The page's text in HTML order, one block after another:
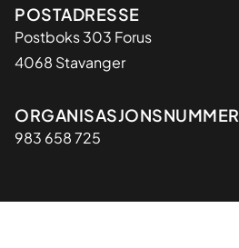
Adresse
POSTADRESSE
Postboks 303 Forus
4068 Stavanger
Organisasjon
ORGANISASJONSNUMMER
983 658 725